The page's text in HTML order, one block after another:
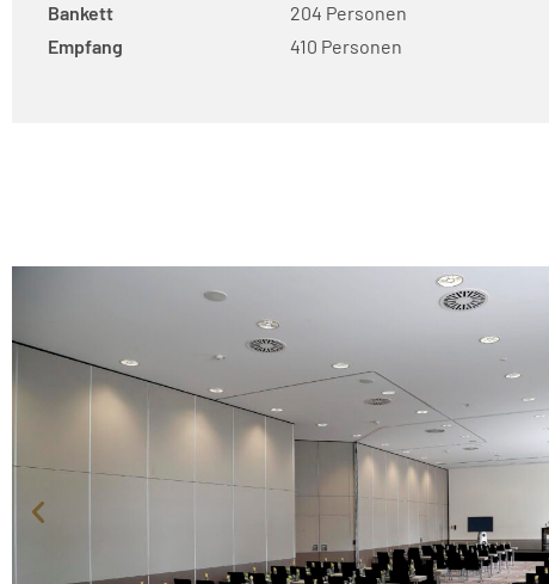
Bankett
204 Personen
Empfang
410 Personen